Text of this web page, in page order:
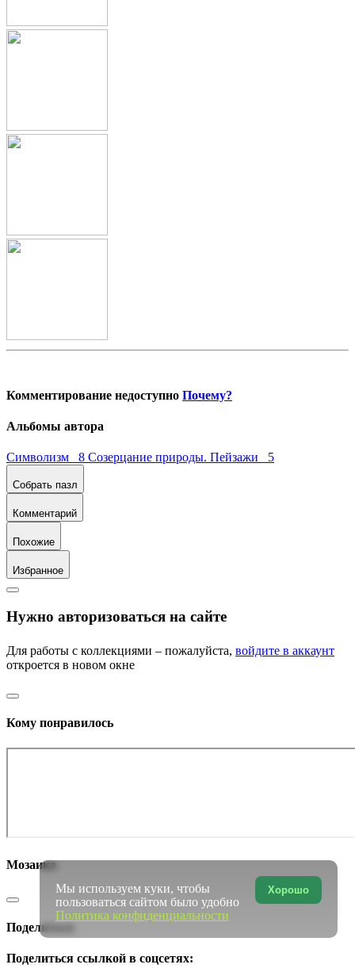
Комментирование недоступно Почему?
Альбомы автора
Символизм 8 Созерцание природы. Пейзажи 5
Собрать пазл
Комментарий
Похожие
Избранное
Нужно авторизоваться на сайте
Для работы с коллекциями – пожалуйста, войдите в аккаунт
откроется в новом окне
Кому понравилось
Мозаика
Поделиться
Поделиться ссылкой в соцсетях:
Хорошо
Мы используем куки, чтобы
пользоваться сайтом было удобно
Политика конфиденциальности